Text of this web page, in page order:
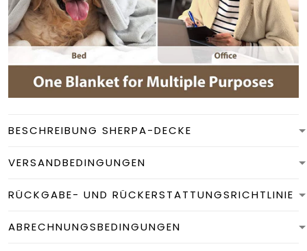
BESCHREIBUNG SHERPA-DECKE
VERSANDBEDINGUNGEN
RÜCKGABE- UND RÜCKERSTATTUNGSRICHTLINIE
ABRECHNUNGSBEDINGUNGEN